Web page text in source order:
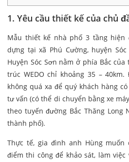
1. Yêu cầu thiết kế của chủ
Mẫu thiết kế nhà phố 3 tầng hiện
dựng tại xã Phú Cường, huyện
Huyện Sóc Sơn nằm ở phía Bắc
trúc WEDO chỉ khoảng 35 –
không quá xa để quý khách hàng
tư vấn (có thể di chuyển bằng xe
theo tuyến đường Bắc Thăng Long
thành phố).
Thực tế, gia đình anh Hùng muốn
điểm thi công để khảo sát, làm việc